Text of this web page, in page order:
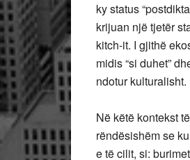
ky status
krijuan një tjetër
kitch-it. I gjithë
midis “si duhet”
ndotur kulturalisht.
Në këtë kontekst
rëndësishëm se
e të cilit, si: